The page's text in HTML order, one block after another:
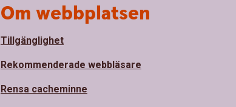
Om webbplatsen
Tillgänglighet
Rekommenderade webbläsare
Rensa cacheminne